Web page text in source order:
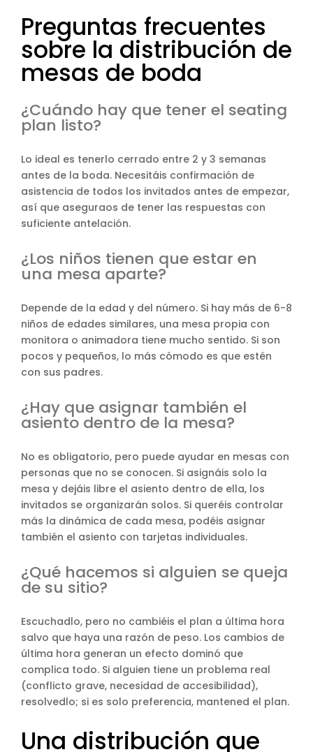
Preguntas frecuentes
sobre la distribución de
mesas de boda
¿Cuándo hay que tener el seating
plan listo?
Lo ideal es tenerlo cerrado entre 2 y 3 semanas
antes de la boda. Necesitáis confirmación de
asistencia de todos los invitados antes de empezar,
así que aseguraos de tener las respuestas con
suficiente antelación.
¿Los niños tienen que estar en
una mesa aparte?
Depende de la edad y del número. Si hay más de 6-8
niños de edades similares, una mesa propia con
monitora o animadora tiene mucho sentido. Si son
pocos y pequeños, lo más cómodo es que estén
con sus padres.
¿Hay que asignar también el
asiento dentro de la mesa?
No es obligatorio, pero puede ayudar en mesas con
personas que no se conocen. Si asignáis solo la
mesa y dejáis libre el asiento dentro de ella, los
invitados se organizarán solos. Si queréis controlar
más la dinámica de cada mesa, podéis asignar
también el asiento con tarjetas individuales.
¿Qué hacemos si alguien se queja
de su sitio?
Escuchadlo, pero no cambiéis el plan a última hora
salvo que haya una razón de peso. Los cambios de
última hora generan un efecto dominó que
complica todo. Si alguien tiene un problema real
(conflicto grave, necesidad de accesibilidad),
resolvedlo; si es solo preferencia, mantened el plan.
Una distribución que